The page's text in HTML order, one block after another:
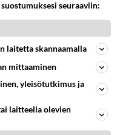
seuraaviin:
laitetta skannaamalla
mittaaminen
yleisötutkimus ja
laitteella olevien